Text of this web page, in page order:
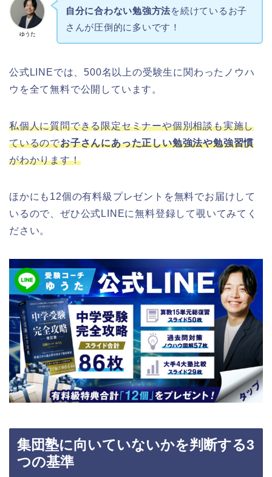
ゆうた
自分に合わない勉強方法を続けているお子
さんが圧倒的に多いです！
公式LINEでは、500名以上の受験生に関わったノウハ
ウを全て無料で公開しています。
私個人に質問できる限定セミナーや個別相談も実施し
ているのでお子さんにあった正しい勉強法や勉強習慣
がわかります！
ほかにも12個の有料級プレゼントを無料でお届けして
いるので、ぜひ公式LINEに無料登録して覗いてみてく
ださい。
集団塾に向いていないかを判断する3
つの基準